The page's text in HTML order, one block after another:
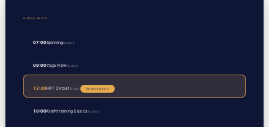
KURSE HEUTE
07:00SpinningStudio 1
09:00Yoga FlowStudio 2
12:30HIIT CircuitStudio 1 Beginnt gleich
18:00Krafttraining BasicsStudio 3